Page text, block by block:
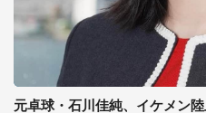
元卓球・石川佳純、イケメン